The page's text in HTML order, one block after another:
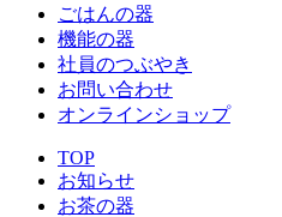
ごはんの器
機能の器
社員のつぶやき
お問い合わせ
オンラインショップ
TOP
お知らせ
お茶の器